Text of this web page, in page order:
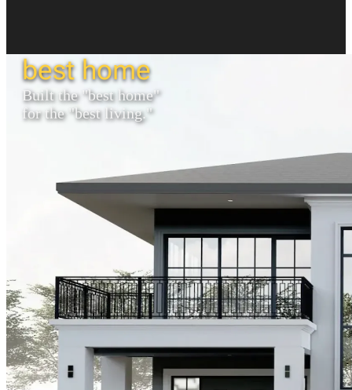
best home
Built the "best home"
for the "best living."